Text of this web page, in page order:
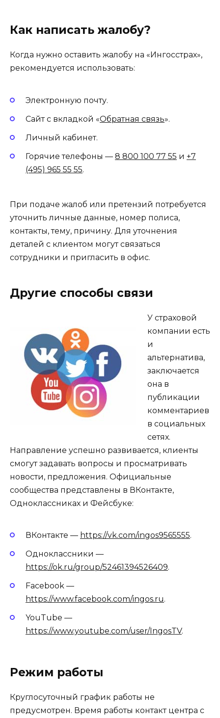
Как написать жалобу?
Когда нужно оставить жалобу на «Ингосстрах»,
рекомендуется использовать:
Электронную почту.
Сайт с вкладкой «Обратная связь».
Личный кабинет.
Горячие телефоны — 8 800 100 77 55 и +7
(495) 965 55 55.
При подаче жалоб или претензий потребуется
уточнить личные данные, номер полиса,
контакты, тему, причину. Для уточнения
деталей с клиентом могут связаться
сотрудники и пригласить в офис.
Другие способы связи
У страховой
компании есть
и
альтернатива,
заключается
она в
публикации
комментариев
в социальных
сетях.
Направление успешно развивается, клиенты
смогут задавать вопросы и просматривать
новости, предложения. Официальные
сообщества представлены в ВКонтакте,
Одноклассниках и Фейсбуке:
ВКонтакте — https://vk.com/ingos9565555.
Одноклассники —
https://ok.ru/group/52461394526409.
Facebook —
https://www.facebook.com/ingos.ru.
YouTube —
https://www.youtube.com/user/IngosTV.
Режим работы
Круглосуточный график работы не
предусмотрен. Время работы контакт центра с